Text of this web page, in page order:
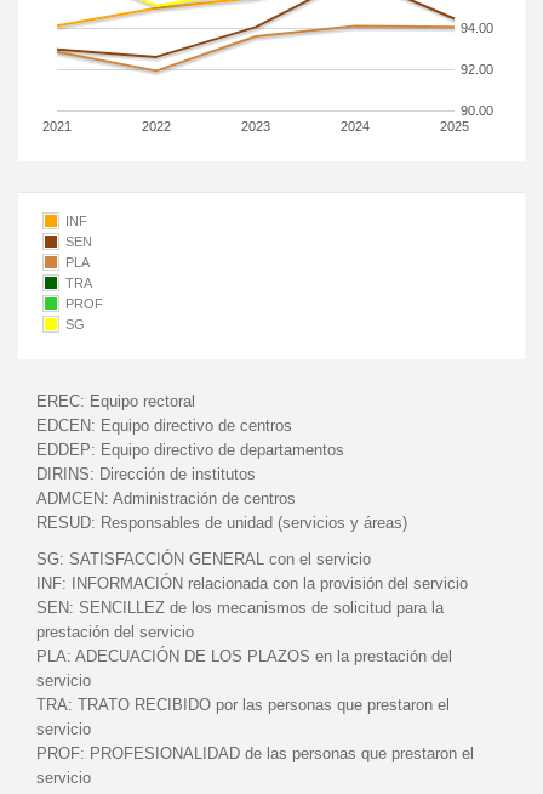
2021 2022 2023 2024 2025
90.00
92.00
94.00
INF
SEN
PLA
TRA
PROF
SG
EREC: Equipo rectoral
EDCEN: Equipo directivo de centros
EDDEP: Equipo directivo de departamentos
DIRINS: Dirección de institutos
ADMCEN: Administración de centros
RESUD: Responsables de unidad (servicios y áreas)
SG: SATISFACCIÓN GENERAL con el servicio
INF:
INFORMACIÓN relacionada con la provisión del servicio
SEN: SENCILLEZ de los mecanismos de solicitud para la
prestación del servicio
PLA: ADECUACIÓN DE LOS PLAZOS en la prestación del
servicio
TRA: TRATO RECIBIDO por las personas que prestaron el
servicio
PROF: PROFESIONALIDAD de las personas que prestaron el
servicio